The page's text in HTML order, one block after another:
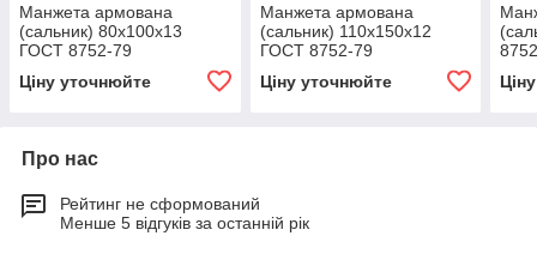
Манжета армована
(сальник) 80х100х13
ГОСТ 8752-79
Ціну уточнюйте
Манжета армована
(сальник) 110х150х12
ГОСТ 8752-79
Ціну уточнюйте
Про нас
Рейтинг не сформований
Менше 5 відгуків за останній рік